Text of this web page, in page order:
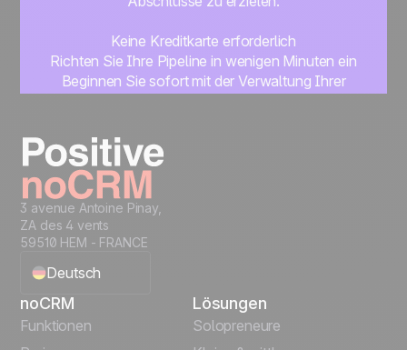
Keine Kreditkarte erforderlich
Richten Sie Ihre Pipeline in wenigen Minuten ein
Beginnen Sie sofort mit der Verwaltung Ihrer
3 avenue Antoine Pinay,
ZA des 4 vents
59510 HEM - FRANCE
Deutsch
English
noCRM
Funktionen
Lösungen
Solopreneure